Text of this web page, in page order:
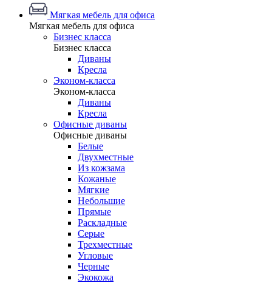
Мягкая мебель для офиса
Мягкая мебель для офиса
Бизнес класса
Бизнес класса
Диваны
Кресла
Эконом-класса
Эконом-класса
Диваны
Кресла
Офисные диваны
Офисные диваны
Белые
Двухместные
Из кожзама
Кожаные
Мягкие
Небольшие
Прямые
Раскладные
Серые
Трехместные
Угловые
Черные
Экокожа